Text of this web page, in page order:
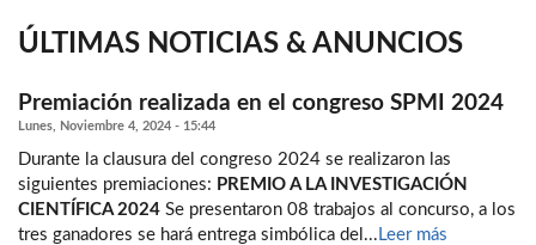
ÚLTIMAS NOTICIAS & ANUNCIOS
Premiación realizada en el congreso SPMI 2024
Lunes, Noviembre 4, 2024 - 15:44
Durante la clausura del congreso 2024 se realizaron las
siguientes premiaciones: PREMIO A LA INVESTIGACIÓN
CIENTÍFICA 2024 Se presentaron 08 trabajos al concurso, a los
tres ganadores se hará entrega simbólica del... Leer más